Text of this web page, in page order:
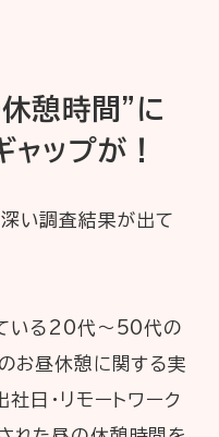
憩時間”に
ャップが！
い調査結果が出て
いる20代〜50代の
お昼休憩に関する実
社日・リモートワーク